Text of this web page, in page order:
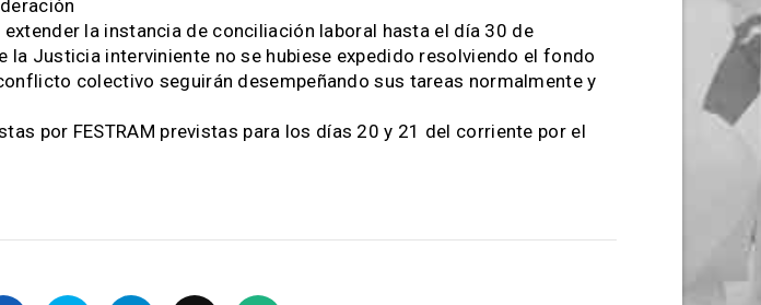
la instancia de conciliación laboral hasta el día 30 de
Justicia interviniente no se hubiese expedido resolviendo el fondo
colectivo seguirán desempeñando sus tareas normalmente y
por FESTRAM previstas para los días 20 y 21 del corriente por el